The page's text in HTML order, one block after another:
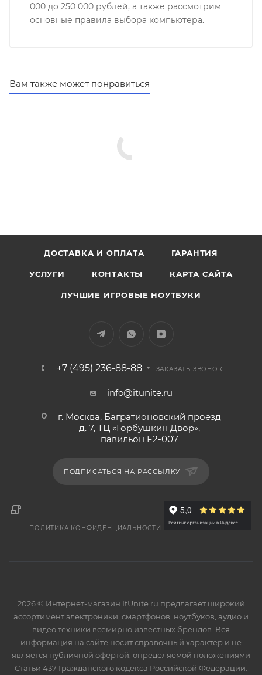
000 до 250 000 рублей, а также рассмотрим
основные правила выбора компьютера.
Вам также может понравиться
ДОСТАВКА И ОПЛАТА ГАРАНТИЯ
УСЛУГИ КОНТАКТЫ КАРТА САЙТА
ЛУЧШИЕ ИГРОВЫЕ НОУТБУКИ
+7 (495) 236-88-88 ЗАКАЗАТЬ ЗВОНОК
info@itunite.ru
г. Москва, Багратионовский проезд
д. 7, ТЦ «Горбушкин Двор»,
павильон F2-007
ПОДПИСАТЬСЯ НА РАССЫЛКУ
ПОЛИТИКА КОНФИДЕНЦИАЛЬНОСТИ
2026 © Интернет-магазин ItUnite.ru предлагает широкий
ассортимент электроники, смартфонов, ноутбуков, аудио и
видео техники всемирно известных брендов. Вся
информация на сайте носит справочный характер и не
является публичной офертой, определяемой положениями
Статьи 437 Гражданского кодекса Российской Федерации.